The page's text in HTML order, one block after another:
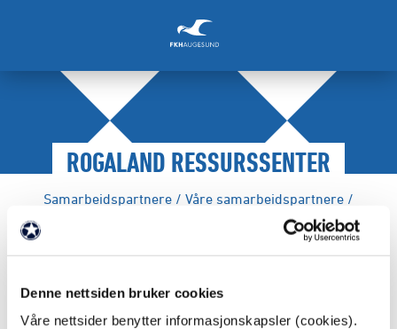
Denne nettsiden bruker cookies
Våre nettsider benytter informasjonskapsler (cookies).
ROGALAND RESSURSSENTER
Samarbeidspartnere / Våre samarbeidspartnere /
FAKTA
Partnernivå: Tinnmåke